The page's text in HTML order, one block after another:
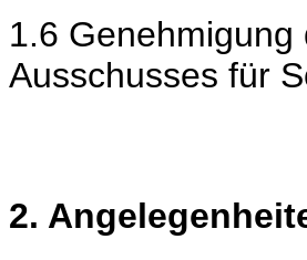
1.6
Ausschusses für
2.